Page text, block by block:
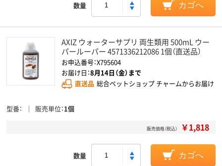
数量 カゴへ
AXIZ ウォーターサプリ 両生類用 500mL ウー
パールーパー 4571336212086 1個（直送品）
お申込番号：X795604
お届け日：8月14日（金）まで
直送品 総合ペットショップ チャームからお届け
型番 販売単位 1個
販売価格（税込） ￥1,818
数量 カゴへ